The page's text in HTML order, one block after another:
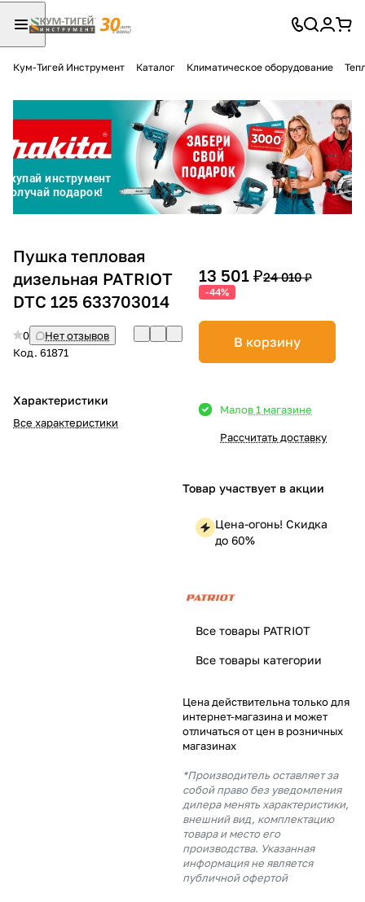
Кум-Тигей Инструмент Каталог Климатическое оборудование
Пушка тепловая
дизельная PATRIOT
DTC 125 633703014
0
Нет отзывов
Код. 61871
Характеристики
Все характеристики
13 501 ₽24 010 ₽
-44%
В корзину
Малов 1 магазине
Рассчитать доставку
Товар участвует в акции
Цена-огонь! Скидка
до 60%
Все товары PATRIOT
Все товары категории
Цена действительна только для
интернет-магазина и может
отличаться от цен в розничных
магазинах
*Производитель оставляет за
собой право без уведомления
дилера менять характеристики,
внешний вид, комплектацию
товара и место его
производства. Указанная
информация не является
публичной офертой
Разбейте
оплатуна части
без переплат
График платежей
Сегодня
в корзину
% картой любого банка
с вашей карты
раз в 2
Остались вопросы?
8 800 302-02-51
plait.ru